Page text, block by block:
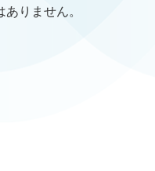
りません。